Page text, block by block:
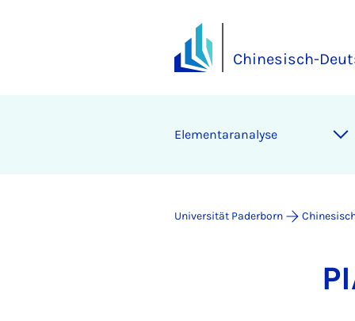
Chinesisch-
Ele­men­ta­r­ana­ly­se
Universität Paderborn